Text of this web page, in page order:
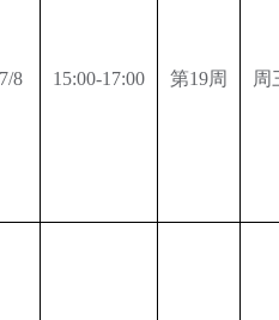
8 15:00-17:00 第19周 周